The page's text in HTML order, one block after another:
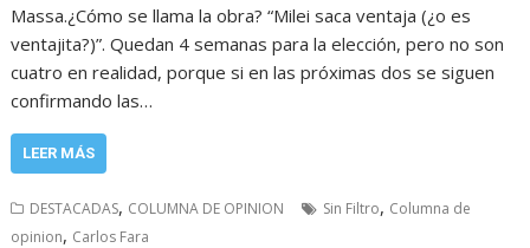
Massa.¿Cómo se llama la obra? “Milei saca ventaja (¿o es
ventajita?)”. Quedan 4 semanas para la elección, pero no son
cuatro en realidad, porque si en las próximas dos se siguen
confirmando las…
LEER MÁS
DESTACADAS, COLUMNA DE OPINION Sin Filtro, Columna de
opinion, Carlos Fara